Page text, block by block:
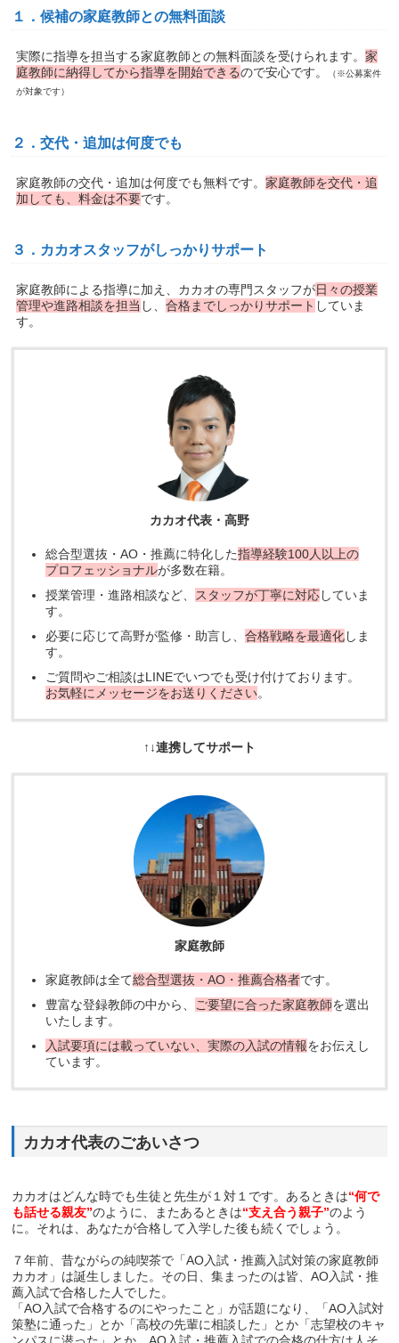
１．候補の家庭教師との無料面談
実際に指導を担当する家庭教師との無料面談を受けられます。家
庭教師に納得してから指導を開始できるので安心です。
（※公募案件
が対象です）
２．交代・追加は何度でも
家庭教師の交代・追加は何度でも無料です。家庭教師を交代・追
加しても、料金は不要です。
３．カカオスタッフがしっかりサポート
家庭教師による指導に加え、カカオの専門スタッフが日々の授業
管理や進路相談を担当 し、合格までしっかりサポート していま
す。
カカオ代表・高野
総合型選抜・AO・推薦に特化した指導経験100人以上の
プロフェッショナルが多数在籍。
授業管理・進路相談など、 スタッフが丁寧に対応していま
す。
必要に応じて高野が監修・助言し、合格戦略を最適化しま
す。
ご質問やご相談はLINEでいつでも受け付けております。
お気軽にメッセージをお送りください。
↑↓連携してサポート
家庭教師
家庭教師は全て総合型選抜・AO・推薦合格者です。
豊富な登録教師の中から、 ご要望に合った家庭教師を選出
いたします。
入試要項には載っていない、実際の入試の情報をお伝えし
ています。
カカオ代表のごあいさつ
カカオはどんな時でも生徒と先生が１対１です。あるときは“何で
も話せる親友”のように、またあるときは“支え合う親子”のよう
に。それは、あなたが合格して入学した後も続くでしょう。
７年前、昔ながらの純喫茶で「AO入試・推薦入試対策の家庭教師
カカオ」は誕生しました。その日、集まったのは皆、AO入試・推
薦入試で合格した人でした。
「AO入試で合格するのにやったこと」が話題になり、「AO入試対
策塾に通った」とか「高校の先輩に相談した」とか「志望校のキャ
ンパスに潜った」とか、AO入試・推薦入試での合格の仕方は人そ